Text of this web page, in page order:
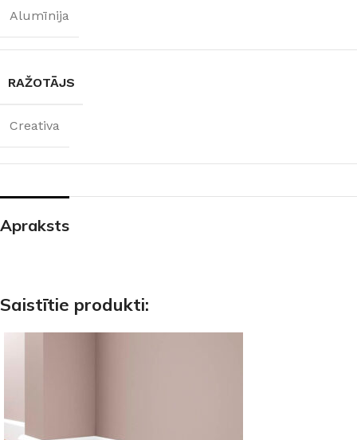
Alumīnija
RAŽOTĀJS
Creativa
Apraksts
Saistītie produkti: